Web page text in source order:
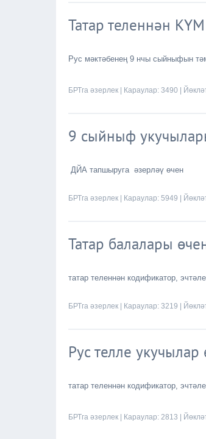
Татар теленнән
Рус мәктәбенең 9 нчы сыйныфын
БРТга әзерлек | Караулар: 3490 |
9 сыйныф
ДЙА тапшыруга әзерләү өчен
БРТга әзерлек | Караулар: 5949 |
Татар балалары
татар теленнән кодификатор,
БРТга әзерлек | Караулар: 3219 |
Рус телле укучылар
татар теленнән кодификатор,
БРТга әзерлек | Караулар: 2813 |